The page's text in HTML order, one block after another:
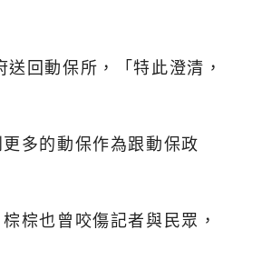
回動保所，「特此澄清，
多的動保作為跟動保政
棕也曾咬傷記者與民眾，